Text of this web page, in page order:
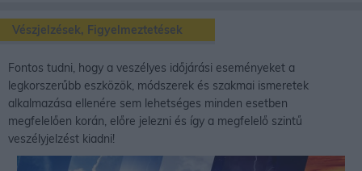
Vészjelzések, Figyelmeztetések
Fontos tudni, hogy a veszélyes időjárási eseményeket a
legkorszerűbb eszközök, módszerek és szakmai ismeretek
alkalmazása ellenére sem lehetséges minden esetben
megfelelően korán, előre jelezni és így a megfelelő szintű
veszélyjelzést kiadni!